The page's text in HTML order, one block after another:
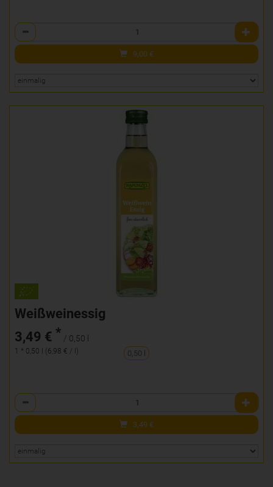
Anzahl
9,00 €
Weißweinessig
3,49 € * / 0,50 l
1 * 0,50 l (6,98 € / l) 0,50 l
Anzahl
3,49 €